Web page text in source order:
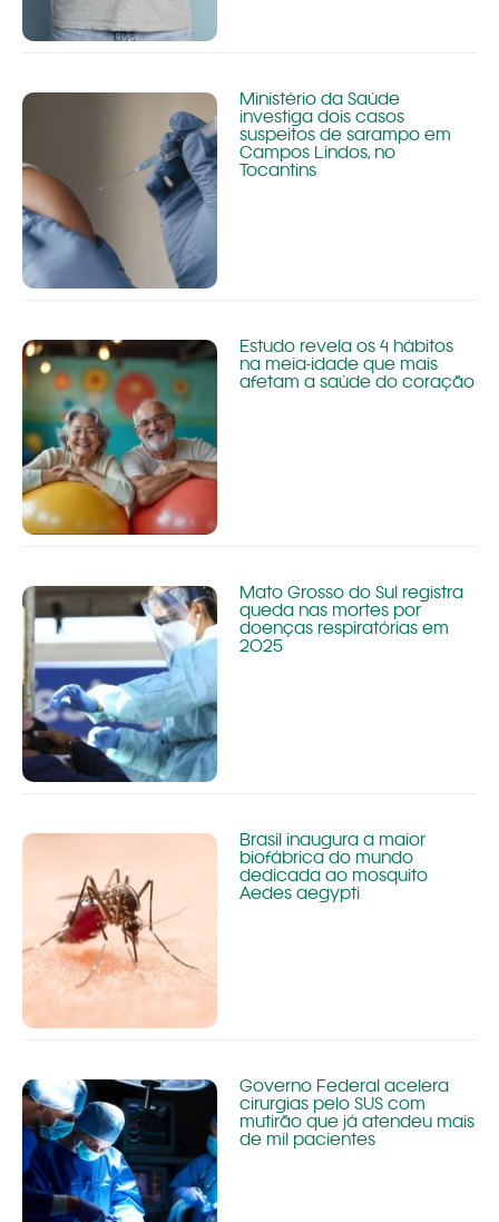
Ministério da Saúde
investiga dois casos
suspeitos de sarampo em
Campos Lindos, no
Tocantins
Estudo revela os 4 hábitos
na meia-idade que mais
afetam a saúde do coração
Mato Grosso do Sul registra
queda nas mortes por
doenças respiratórias em
2025
Brasil inaugura a maior
biofábrica do mundo
dedicada ao mosquito
Aedes aegypti
Governo Federal acelera
cirurgias pelo SUS com
mutirão que já atendeu mais
de mil pacientes